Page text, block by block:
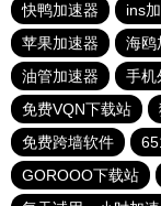
快鸭加速器
ins
苹果加速器
海鸥
油管加速器
手机
免费VQN下载站
免费跨墙软件
GOROOO下载站